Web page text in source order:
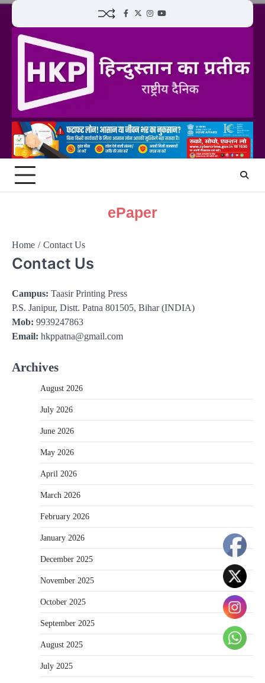
Skip
content
Facebook
TwitterInstagram
YouTube
ePaper
Home Contact Us
Contact Us
Campus: Taasir Printing Press
P.S. Janipur, Distt. Patna 801505, Bihar (INDIA)
Mob: 9939247863
Email: hkppatna@gmail.com
Archives
August 2026
July 2026
June 2026
May 2026
April 2026
March 2026
February 2026
January 2026
December 2025
November 2025
October 2025
September 2025
August 2025
July 2025